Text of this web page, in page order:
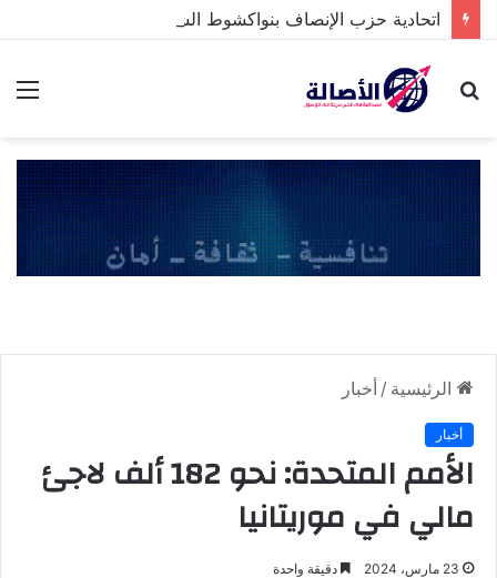
بحث
الرئيسية / أخبار
أخبار
الأمم المتحدة: نحو 182 ألف لاجئ
مالي في موريتانيا
23 مارس، 2024 دقيقة واحدة